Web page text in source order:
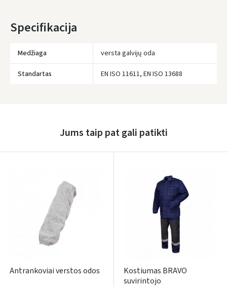
Specifikacija
Medžiaga versta galvijų oda
Standartas EN ISO 11611, EN ISO 13688
Jums taip pat gali patikti
Antrankoviai verstos odos
Kostiumas BRAVO
suvirintojo
Rašyti atsiliepimą
Pamiršote slaptažodį?